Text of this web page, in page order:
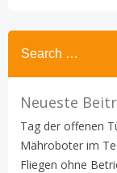
Search
for:
Neueste
Tag der offenen
Mähroboter im
Fliegen ohne